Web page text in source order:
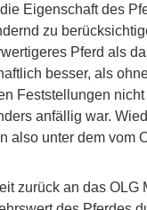
Eigenschaft des
zu
Pferd als
besser, als
Feststellungen
anfällig war.
also unter dem vom
zurück an das